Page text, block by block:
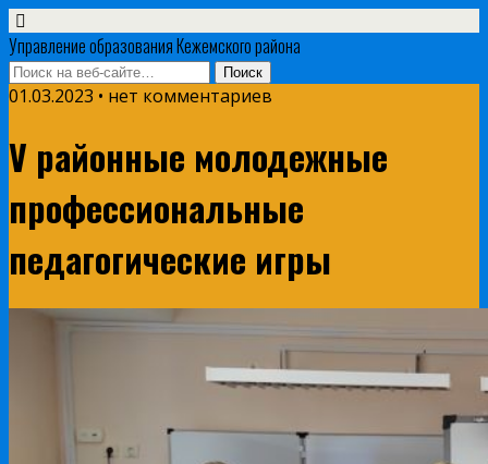
Управление образования Кежемского района
01.03.2023 • нет комментариев
V районные молодежные
профессиональные
педагогические игры